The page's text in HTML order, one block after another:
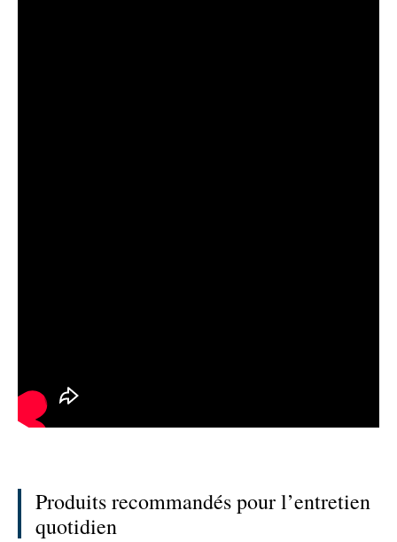
Produits recommandés pour l’entretien
quotidien